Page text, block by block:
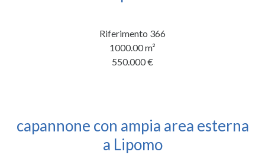
Riferimento 366
1000.00m²
550.000 €
capannone con ampia area esterna
a Lipomo